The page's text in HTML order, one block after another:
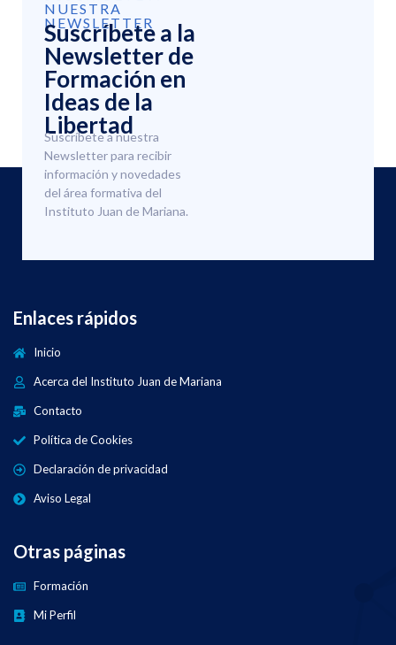
NUESTRA
NEWSLETTER
Suscríbete a la
Newsletter de
Formación en
Ideas de la
Libertad
Suscríbete a nuestra
Newsletter para recibir
información y novedades
del área formativa del
Instituto Juan de Mariana.
Enlaces rápidos
Inicio
Acerca del Instituto Juan de Mariana
Contacto
Política de Cookies
Declaración de privacidad
Aviso Legal
Otras páginas
Formación
Mi Perfil